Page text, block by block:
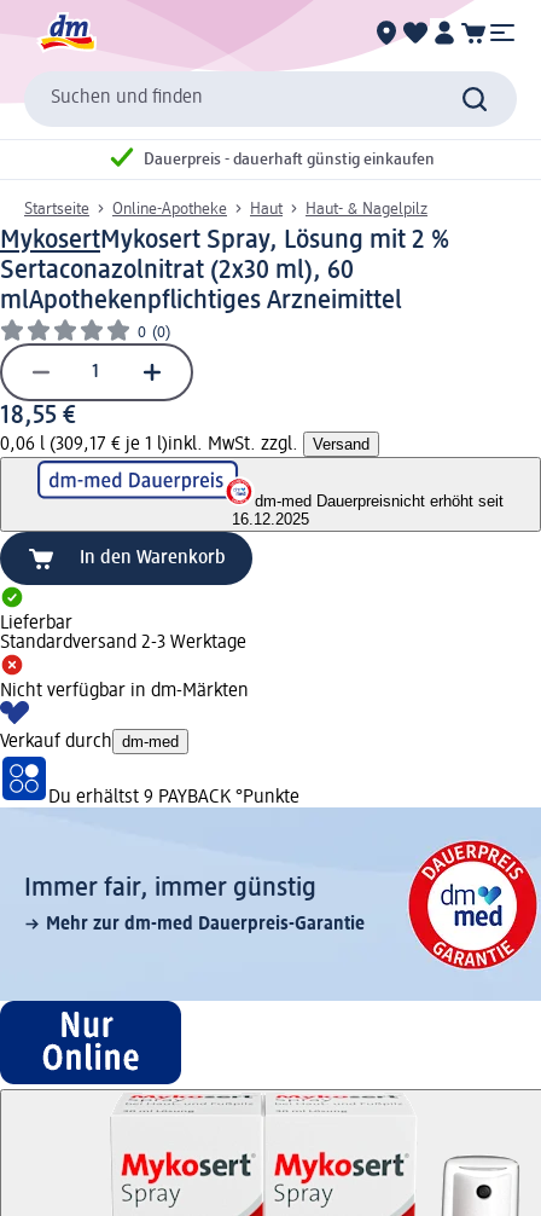
Suchen und finden
Dauerpreis - dauerhaft günstig einkaufen
Startseite Online-Apotheke Haut Haut- & Nagelpilz
MykosertMykosert Spray, Lösung mit 2 %
Sertaconazolnitrat (2x30 ml), 60
mlApothekenpflichtiges Arzneimittel
0 (0)
18,55 €
0,06 l (309,17 € je 1 l)inkl. MwSt. zzgl. Versand
dm-med Dauerpreisnicht erhöht seit
16.12.2025
In den Warenkorb
Lieferbar
Standardversand 2-3 Werktage
Nicht verfügbar in dm-Märkten
Verkauf durch dm-med
Du erhältst 9 PAYBACK °Punkte
Immer fair,­ immer günstig
Mehr zur dm-med Dauerpreis-Garantie